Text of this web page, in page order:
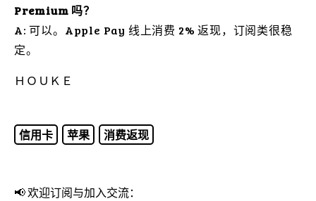
Premium 吗？
A: 可以。Apple Pay 线上消费 2% 返现，订阅类很稳
定。
ＨＯＵＫＥ
信用卡 苹果 消费返现
📢 欢迎订阅与加入交流：